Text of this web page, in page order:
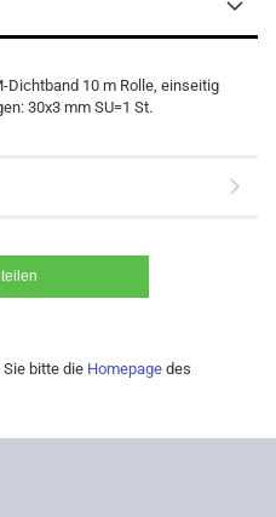
Dichtband 10 m Rolle, einseitig
30x3 mm SU=1 St.
teilen
bitte die Homepage des